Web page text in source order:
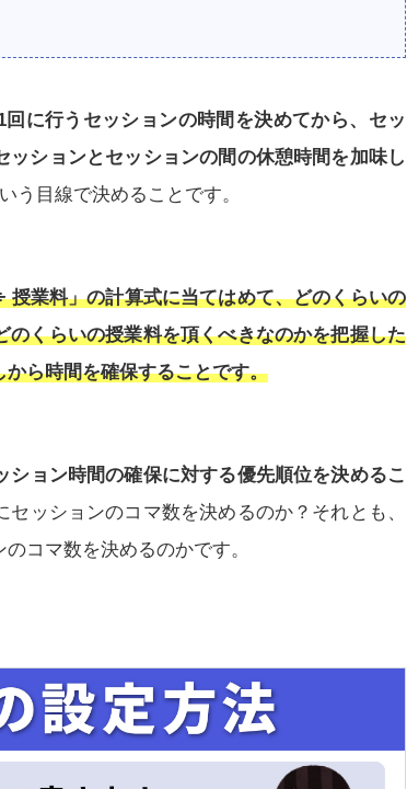
回に行うセッションの時間を決めてから、セッ
ションとセッションの間の休憩時間を加味し
う目線で決めることです。
業料」の計算式に当てはめて、どのくらいの
くらいの授業料を頂くべきなのかを把握した
ら時間を確保することです。
ション時間の確保に対する優先順位を決めるこ
ッションのコマ数を決めるのか？それとも、
コマ数を決めるのかです。